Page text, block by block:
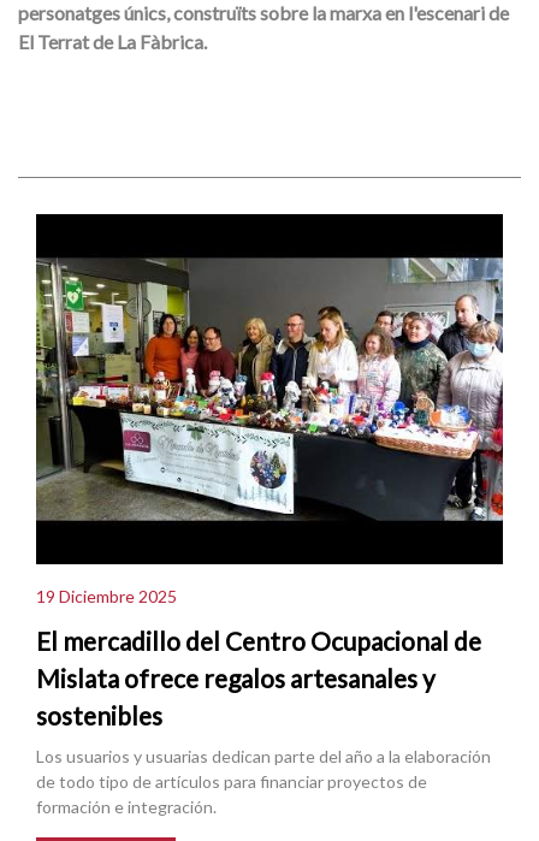
personatges únics, construïts sobre la marxa en l'escenari de
El Terrat de La Fàbrica.
19 Diciembre 2025
El mercadillo del Centro Ocupacional de
Mislata ofrece regalos artesanales y
sostenibles
Los usuarios y usuarias dedican parte del año a la elaboración
de todo tipo de artículos para financiar proyectos de
formación e integración.